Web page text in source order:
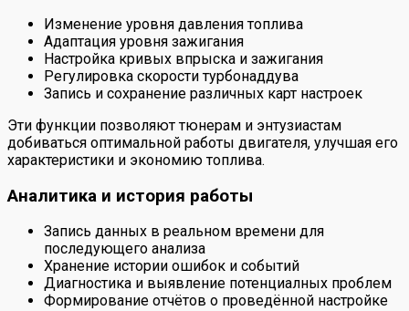
Изменение уровня давления топлива
Адаптация уровня зажигания
Настройка кривых впрыска и зажигания
Регулировка скорости турбонаддува
Запись и сохранение различных карт настроек
Эти функции позволяют тюнерам и энтузиастам
добиваться оптимальной работы двигателя, улучшая его
характеристики и экономию топлива.
Аналитика и история работы
Запись данных в реальном времени для
последующего анализа
Хранение истории ошибок и событий
Диагностика и выявление потенциалных проблем
Формирование отчётов о проведённой настройке